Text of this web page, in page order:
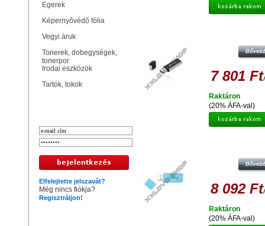
Egerek
Képernyővédő fólia
Vegyi áruk
Tonerek, dobegységek,
tonerpor
Irodai eszközök
Tartók, tokok
Elfelejtette jelszavát?
Még nincs fiókja?
Regisztráljon!
7 801 Ft
(20% ÁFA-val)
Raktáron
8 092 Ft
(20% ÁFA-val)
Raktáron